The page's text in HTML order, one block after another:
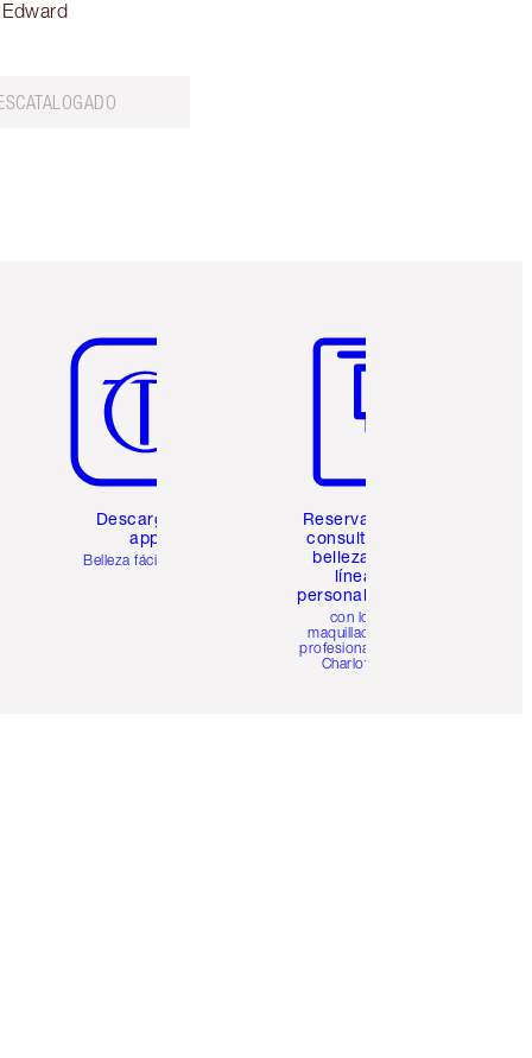
Descarga la
app
Belleza fácil para ti
Reserva una
consulta de
belleza en
línea
personalizada
con los
maquilladores
profesionales de
Charlotte.